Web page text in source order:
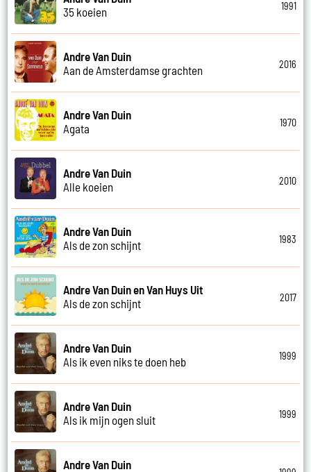
35 koeien
1991
Andre Van Duin
Aan de Amsterdamse grachten
2016
Andre Van Duin
Agata
1970
Andre Van Duin
Alle koeien
2010
Andre Van Duin
Als de zon schijnt
1983
Andre Van Duin en Van Huys Uit
Als de zon schijnt
2017
Andre Van Duin
Als ik even niks te doen heb
1999
Andre Van Duin
Als ik mijn ogen sluit
1999
Andre Van Duin